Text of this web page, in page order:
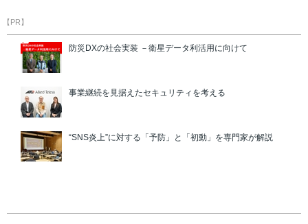
【PR】
防災DXの社会実装 －衛星データ利活用に向けて
事業継続を見据えたセキュリティを考える
“SNS炎上”に対する「予防」と「初動」を専門家が解説